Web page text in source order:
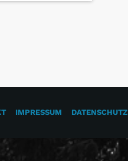
IMPRESSUM DATENSCHUTZ